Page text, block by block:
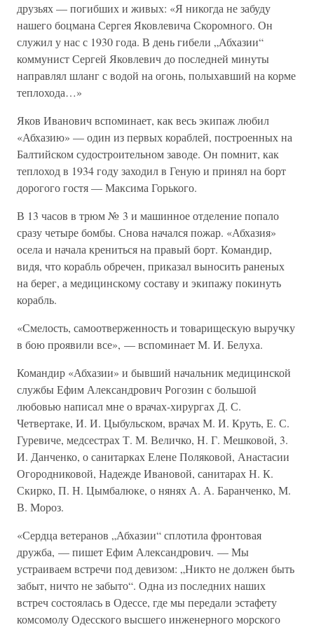
друзьях — погибших и живых: «Я никогда не забуду
нашего боцмана Сергея Яковлевича Скоромного. Он
служил у нас с 1930 года. В день гибели „Абхазии“
коммунист Сергей Яковлевич до последней минуты
направлял шланг с водой на огонь, полыхавший на корме
теплохода…»
Яков Иванович вспоминает, как весь экипаж любил
«Абхазию» — один из первых кораблей, построенных на
Балтийском судостроительном заводе. Он помнит, как
теплоход в 1934 году заходил в Геную и принял на борт
дорогого гостя — Максима Горького.
В 13 часов в трюм № 3 и машинное отделение попало
сразу четыре бомбы. Снова начался пожар. «Абхазия»
осела и начала крениться на правый борт. Командир,
видя, что корабль обречен, приказал выносить раненых
на берег, а медицинскому составу и экипажу покинуть
корабль.
«Смелость, самоотверженность и товарищескую выручку
в бою проявили все», — вспоминает М. И. Белуха.
Командир «Абхазии» и бывший начальник медицинской
службы Ефим Александрович Рогозин с большой
любовью написал мне о врачах-хирургах Д. С.
Четвертаке, И. И. Цыбульском, врачах М. И. Круть, Е. С.
Гуревиче, медсестрах Т. М. Величко, Н. Г. Мешковой, 3.
И. Данченко, о санитарках Елене Поляковой, Анастасии
Огородниковой, Надежде Ивановой, санитарах Н. К.
Скирко, П. Н. Цымбалюке, о нянях А. А. Баранченко, М.
В. Мороз.
«Сердца ветеранов „Абхазии“ сплотила фронтовая
дружба, — пишет Ефим Александрович. — Мы
устраиваем встречи под девизом: „Никто не должен быть
забыт, ничто не забыто“. Одна из последних наших
встреч состоялась в Одессе, где мы передали эстафету
комсомолу Одесского высшего инженерного морского